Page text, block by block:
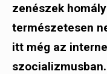
zenészek
természetesen
itt még az
szocializmusban.